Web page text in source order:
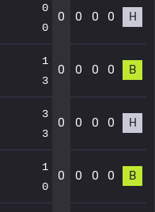
0
0
0 0 0 0 Н
1
3
0 0 0 0 В
3
3
0 0 0 0 Н
1
0
0 0 0 0 В